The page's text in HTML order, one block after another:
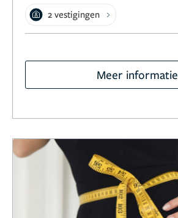
2 vestigingen
Meer informatie